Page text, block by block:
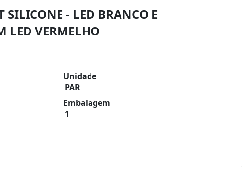
SILICONE - LED BRANCO E
LED VERMELHO
Unidade
PAR
Embalagem
1